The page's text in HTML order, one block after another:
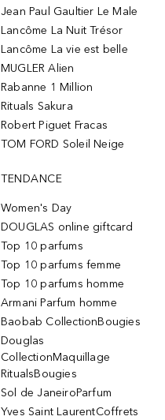
Jean Paul Gaultier Le Male
Lancôme La Nuit Trésor
Lancôme La vie est belle
MUGLER Alien
Rabanne 1 Million
Rituals Sakura
Robert Piguet Fracas
TOM FORD Soleil Neige
TENDANCE
Women's Day
DOUGLAS online giftcard
Top 10 parfums
Top 10 parfums femme
Top 10 parfums homme
Armani Parfum homme
Baobab CollectionBougies
Douglas
CollectionMaquillage
RitualsBougies
Sol de JaneiroParfum
Yves Saint LaurentCoffrets